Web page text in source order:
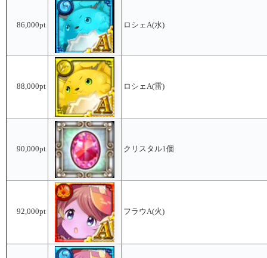
86,000pt ロシェA(水)
88,000pt ロシェA(雷)
90,000pt クリスタル1個
92,000pt フラウA(火)